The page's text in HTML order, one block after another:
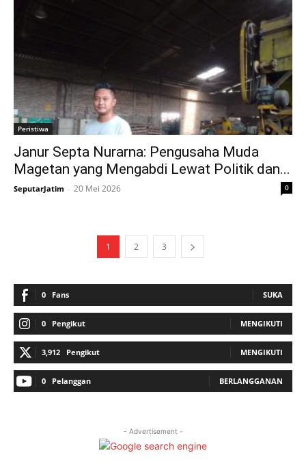
Peristiwa
Janur Septa Nurarna: Pengusaha Muda
Magetan yang Mengabdi Lewat Politik dan...
SeputarJatim - 20 Mei 2026 0
1 2 3
0 Fans SUKA
0 Pengikut MENGIKUTI
3,912 Pengikut MENGIKUTI
0 Pelanggan BERLANGGANAN
- Advertisement -